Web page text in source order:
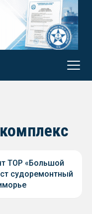
ТОР «Большой
судоремонтный